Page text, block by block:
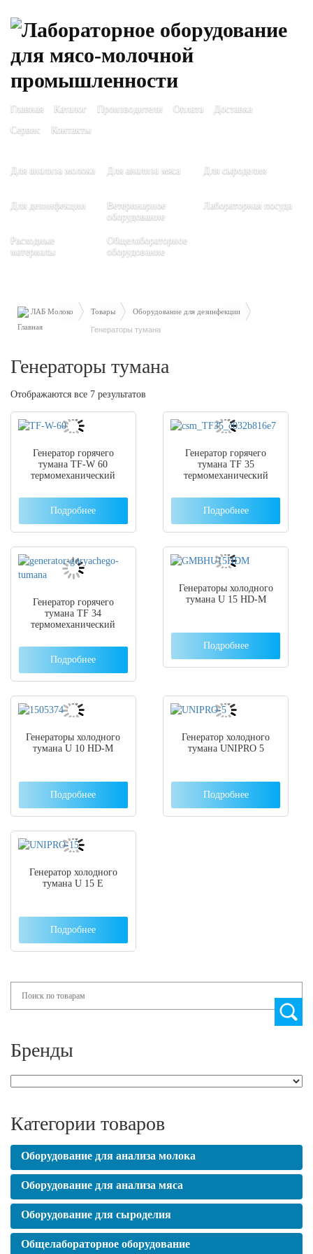
Главная Каталог Производители Оплата
Доставка
Сервис
Контакты
Для анализа молока Для анализа мяса Для сыроделия
Для дезинфекции
Ветеринарное
оборудование
Лабораторная посуда
Расходные
материалы
Общелабораторное
оборудование
ЛАБ Молоко Товары Оборудование для дезинфекции
Генераторы тумана
Генераторы тумана
Отображаются все 7 результатов
Генератор горячего
тумана TF-W 60
термомеханический
Подробнее
Генератор горячего
тумана TF 35
термомеханический
Подробнее
Генератор горячего
тумана TF 34
термомеханический
Подробнее
Генераторы холодного
тумана U 15 HD-M
Подробнее
Генераторы холодного
тумана U 10 HD-M
Подробнее
Генератор холодного
тумана UNIPRO 5
Подробнее
Генератор холодного
тумана U 15 E
Подробнее
Бренды
Категории товаров
Оборудование для анализа молока
Оборудование для анализа мяса
Оборудование для сыроделия
Общелабораторное оборудование